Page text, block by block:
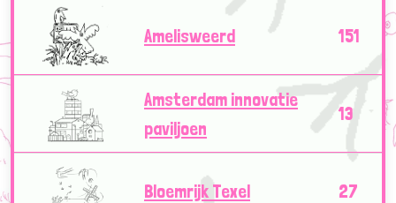
Amelisweerd 151
Amsterdam innovatie
paviljoen
13
Bloemrijk Texel 27